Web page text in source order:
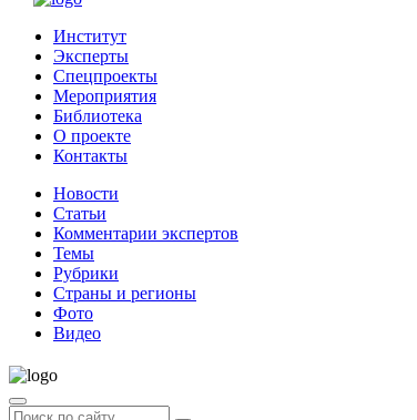
Институт
Эксперты
Спецпроекты
Мероприятия
Библиотека
О проекте
Контакты
Новости
Статьи
Комментарии экспертов
Темы
Рубрики
Страны и регионы
Фото
Видео